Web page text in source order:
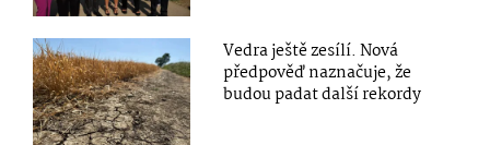
Vedra ještě zesílí. Nová
předpověď naznačuje, že
budou padat další rekordy